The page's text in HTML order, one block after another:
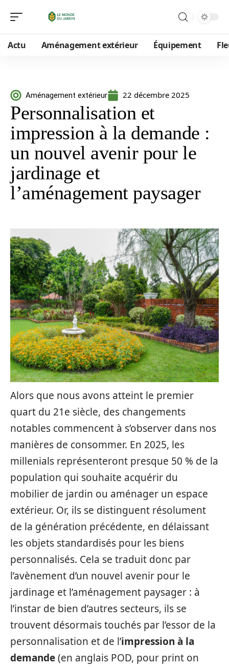
Actu Aménagement extérieur Équipement
Aménagement extérieur 22 décembre 2025
Personnalisation et
impression à la demande :
un nouvel avenir pour le
jardinage et
l’aménagement paysager
Alors que nous avons atteint le premier
quart du 21e siècle, des changements
notables commencent à s’observer dans nos
manières de consommer. En 2025, les
millenials représenteront presque 50 % de la
population qui souhaite acquérir du
mobilier de jardin ou aménager un espace
extérieur. Or, ils se distinguent résolument
de la génération précédente, en délaissant
les objets standardisés pour les biens
personnalisés. Cela se traduit donc par
l’avènement d’un nouvel avenir pour le
jardinage et l’aménagement paysager : à
l’instar de bien d’autres secteurs, ils se
trouvent désormais touchés par l’essor de la
personnalisation et de l’impression à la
demande(en anglais POD, pour print on